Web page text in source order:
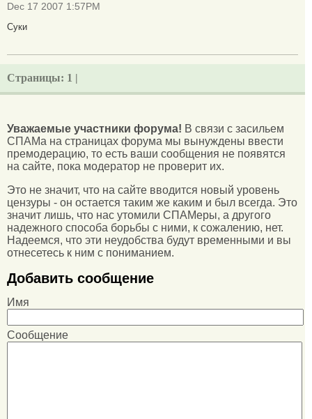
Dec 17 2007 1:57PM
Суки
Страницы: 1 |
Уважаемые участники форума! В связи с засильем
СПАМа на страницах форума мы вынуждены ввести
премодерацию, то есть ваши сообщения не появятся
на сайте, пока модератор не проверит их.
Это не значит, что на сайте вводится новый уровень
цензуры - он остается таким же каким и был всегда. Это
значит лишь, что нас утомили СПАМеры, а другого
надежного способа борьбы с ними, к сожалению, нет.
Надеемся, что эти неудобства будут временными и вы
отнесетесь к ним с пониманием.
Добавить сообщение
Имя
Сообщение